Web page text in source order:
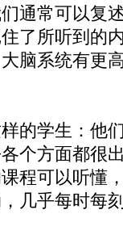
通常可以复
了所听到的
脑系统有更
的学生：他
个方面都很
程可以听懂
几乎每时每